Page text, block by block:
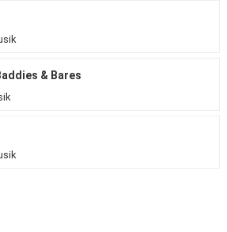
& Bares